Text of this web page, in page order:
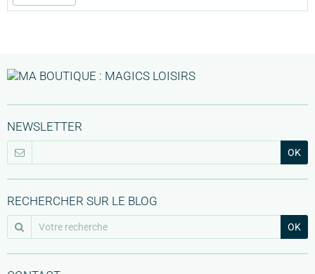
NEWSLETTER
OK
RECHERCHER SUR LE BLOG
OK